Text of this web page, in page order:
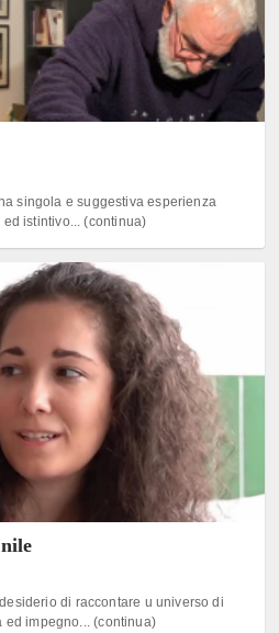
singola e suggestiva esperienza
istintivo... (continua)
di raccontare u universo di
ed impegno... (continua)